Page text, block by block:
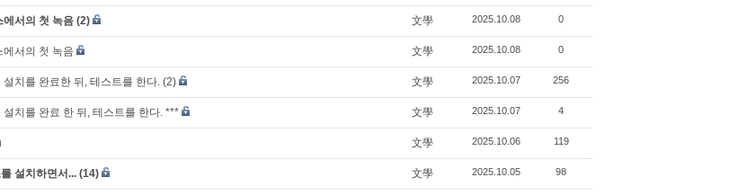
에서의 첫 녹음 (2) 文學 2025.10.08 0
에서의 첫 녹음 文學 2025.10.08 0
설치를 완료한 뒤, 테스트를 한다. (2) 文學 2025.10.07 256
설치를 완료 한 뒤, 테스트를 한다. *** 文學 2025.10.07 4
文學 2025.10.06 119
설치하면서... (14) 文學 2025.10.05 98